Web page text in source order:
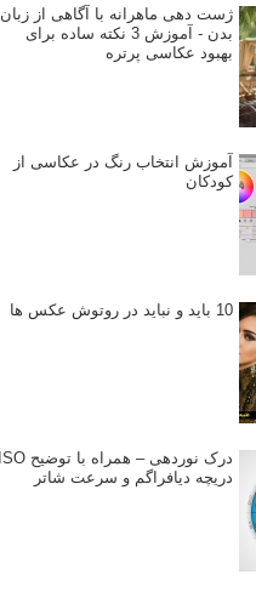
ژست دهی ماهرانه با آگاهی از زبان
بدن - آموزش 3 نکته ساده برای
بهبود عکاسی پرتره
آموزش انتخاب رنگ در عکاسی از
کودکان
10 باید و نباید در روتوش عکس ها
دریچه دیافراگم و سرعت شاتر